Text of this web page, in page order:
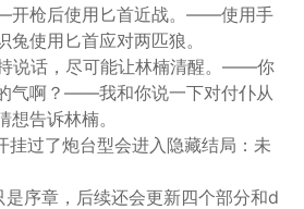
枪后使用匕首近战。——使用手
使用匕首应对两匹狼。
说话，尽可能让林楠清醒。——你
气啊？——我和你说一下对付仆从
告诉林楠。
挂过了炮台型会进入隐藏结局：未
是序章，后续还会更新四个部分和d